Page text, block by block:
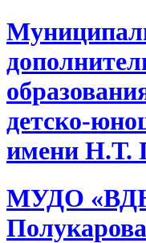
Skip
to
детско-
имени Н.Т.
МУДО